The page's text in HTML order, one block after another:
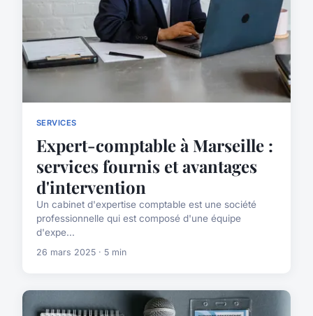
SERVICES
Expert-comptable à Marseille :
services fournis et avantages
d'intervention
Un cabinet d'expertise comptable est une société
professionnelle qui est composé d'une équipe
d'expe...
26 mars 2025 · 5 min